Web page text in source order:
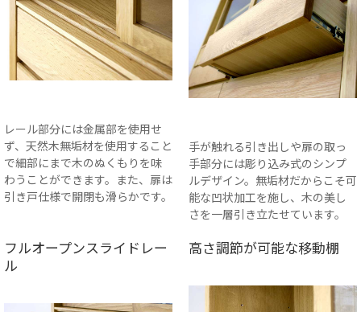
レール部分には金属部を使用せ
ず、天然木無垢材を使用すること
で細部にまで木のぬくもりを味
わうことができます。また、扉は
引き戸仕様で開閉も滑らかです。
手が触れる引き出しや扉の取っ
手部分には彫り込み式のシンプ
ルデザイン。無垢材だからこそ可
能な凹状加工を施し、木の美し
さを一層引き立たせています。
フルオープンスライドレー
ル
高さ調節が可能な移動棚